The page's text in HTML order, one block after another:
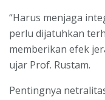
“Harus menjaga
perlu dijatuhkan
memberikan efek
ujar Prof. Rustam.
Pentingnya